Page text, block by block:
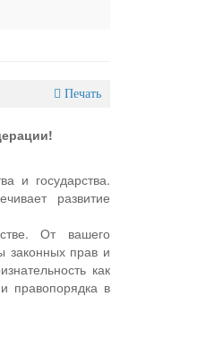
Печать
и государства.
развитие
От вашего
законных прав и
как
правопорядка в